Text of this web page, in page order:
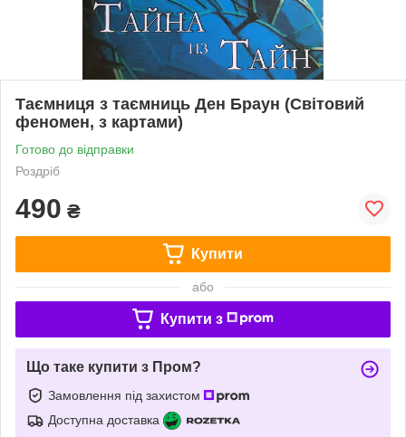
Таємниця з таємниць Ден Браун (Світовий
феномен, з картами)
Готово до відправки
Роздріб
490 ₴
Купити
або
Купити з
Що таке купити з Пром?
Замовлення під захистом
Доступна доставка